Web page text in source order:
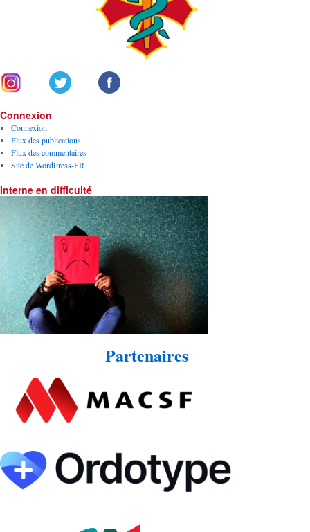
Connexion
Connexion
Flux des publications
Flux des commentaires
Site de WordPress-FR
Interne en difficulté
Partenaires